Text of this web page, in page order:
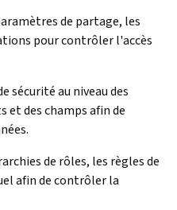
de partage, les
pour contrôler l'accès
sécurité au niveau des
et des champs afin de
de rôles, les règles de
afin de contrôler la